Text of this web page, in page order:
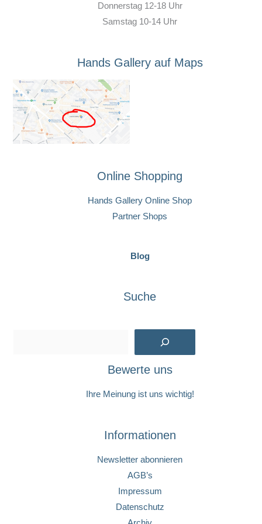
Donnerstag 12-18 Uhr
Samstag 10-14 Uhr
Hands Gallery auf Maps
Online Shopping
Hands Gallery Online Shop
Partner Shops
Blog
Suche
Bewerte uns
Ihre Meinung ist uns wichtig!
Informationen
Newsletter abonnieren
AGB’s
Impressum
Datenschutz